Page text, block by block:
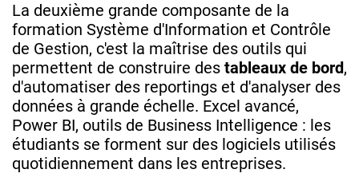
La deuxième grande composante de la
formation Système d'Information et Contrôle
de Gestion, c'est la maîtrise des outils qui
permettent de construire des tableaux de bord,
d'automatiser des reportings et d'analyser des
données à grande échelle. Excel avancé,
Power BI, outils de Business Intelligence : les
étudiants se forment sur des logiciels utilisés
quotidiennement dans les entreprises.